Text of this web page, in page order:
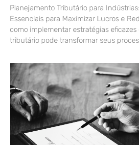
Planejamento Tributário para
Essenciais para Maximizar Lucros e
como implementar estratégias
tributário pode transformar seus